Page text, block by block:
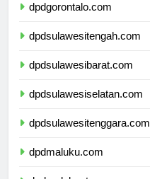
dpdgorontalo.com
dpdsulawesitengah.com
dpdsulawesibarat.com
dpdsulawesiselatan.com
dpdsulawesitenggara.com
dpdmaluku.com